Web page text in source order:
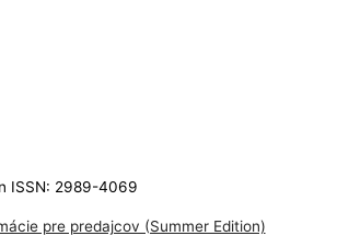
ISSN: 2989-4069
pre predajcov (Summer Edition)